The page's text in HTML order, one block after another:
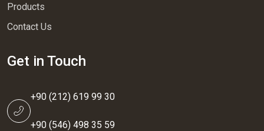
Products
Contact Us
Get in Touch
+90 (212) 619 99 30
+90 (546) 498 35 59